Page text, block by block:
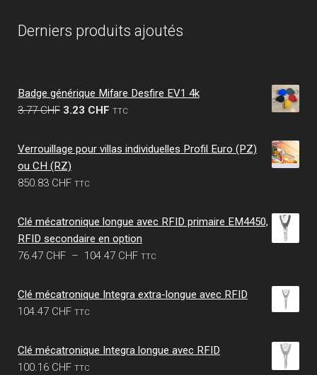
Derniers produits ajoutés
Badge générique Mifare Desfire EV1 4k
3.77CHF Le
était :
3.77 CHF.
3.23 CHFLe
actuel
TTC
Verrouillage pour villas individuelles Profil Euro (PZ)
ou CH (RZ)
850.83 CHF TTC
Clé mécatronique longue avec RFID primaire EM4450,
RFID secondaire en option
76.47 CHF – 104.47 CHFPlage
prix :
TTC
Clé mécatronique Integra extra-longue avec RFID
104.47 CHF TTC
Clé mécatronique Integra longue avec RFID
100.16 CHF TTC